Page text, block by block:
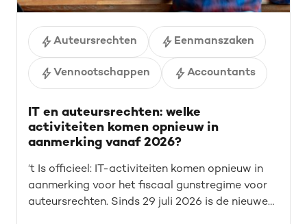
Auteursrechten Eenmanszaken
Vennootschappen Accountants
IT en auteursrechten: welke
activiteiten komen opnieuw in
aanmerking vanaf 2026?
‘t Is officieel: IT-activiteiten komen opnieuw in
aanmerking voor het fiscaal gunstregime voor
auteursrechten. Sinds 29 juli 2026 is de nieuwe